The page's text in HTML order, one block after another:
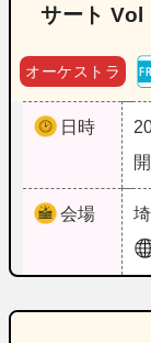
サート Vol
オーケストラ
日時
会場